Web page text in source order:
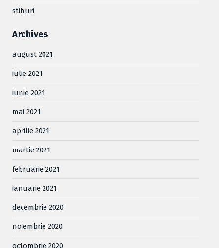
stihuri
Archives
august 2021
iulie 2021
iunie 2021
mai 2021
aprilie 2021
martie 2021
februarie 2021
ianuarie 2021
decembrie 2020
noiembrie 2020
octombrie 2020